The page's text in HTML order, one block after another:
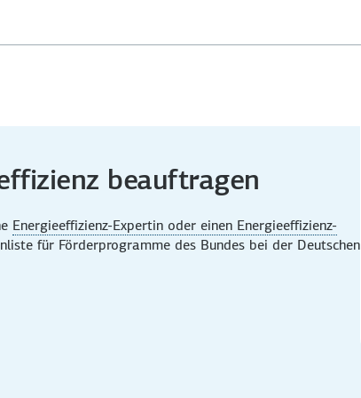
beauftragen
Energie­effizienz-Expertin oder einen Energie­effizienz-
für Förder­programme des Bundes bei der Deutschen